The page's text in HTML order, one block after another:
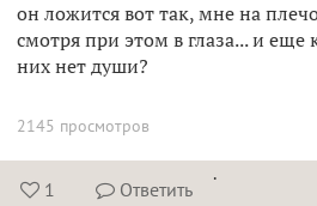
он ложится вот так, мне на
смотря при этом в глаза... и еще
них нет души?
2145 просмотров
 1  Ответить
.